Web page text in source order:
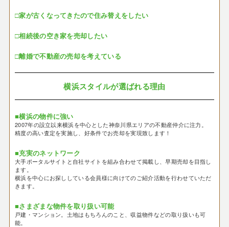
□家が古くなってきたので住み替えをしたい
□相続後の空き家を売却したい
□離婚で不動産の売却を考えている
横浜スタイルが選ばれる理由
■横浜の物件に強い
2007年の設立以来横浜を中心とした神奈川県エリアの不動産仲介に注力。
精度の高い査定を実施し、好条件でお売却を実現致します！
■充実のネットワーク
大手ポータルサイトと自社サイトを組み合わせて掲載し、早期売却を目指し
ます。
横浜を中心にお探ししている会員様に向けてのご紹介活動を行わせていただ
きます。
■さまざまな物件を取り扱い可能
戸建・マンション。土地はもちろんのこと、収益物件などの取り扱いも可
能。